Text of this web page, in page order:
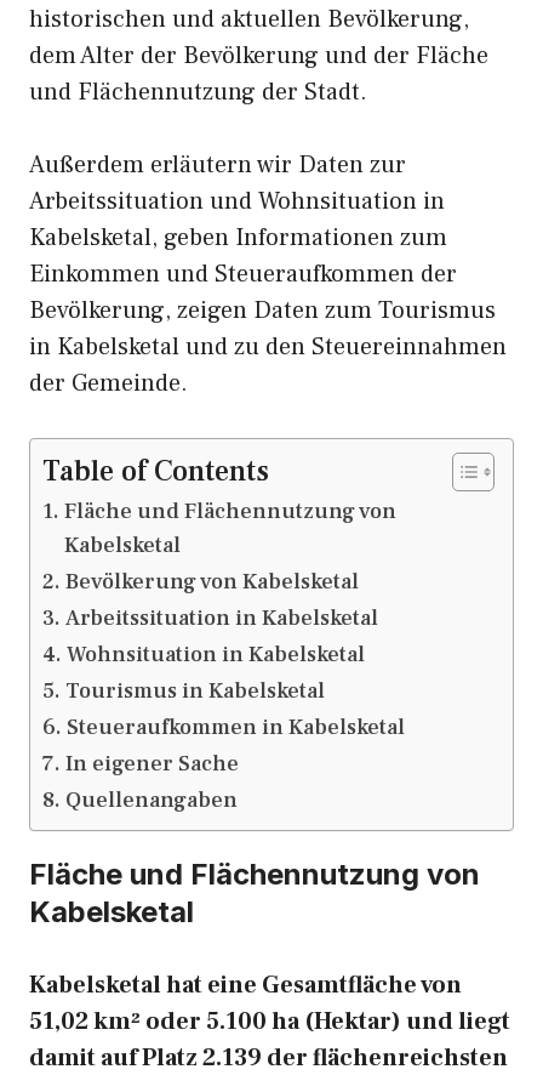
historischen und aktuellen Bevölkerung,
dem Alter der Bevölkerung und der Fläche
und Flächennutzung der Stadt.
Außerdem erläutern wir Daten zur
Arbeitssituation und Wohnsituation in
Kabelsketal, geben Informationen zum
Einkommen und Steueraufkommen der
Bevölkerung, zeigen Daten zum Tourismus
in Kabelsketal und zu den Steuereinnahmen
der Gemeinde.
Table of Contents
Fläche und Flächennutzung von
Kabelsketal
Bevölkerung von Kabelsketal
Arbeitssituation in Kabelsketal
Wohnsituation in Kabelsketal
Tourismus in Kabelsketal
Steueraufkommen in Kabelsketal
In eigener Sache
Quellenangaben
Fläche und Flächennutzung von
Kabelsketal
Kabelsketal hat eine Gesamtfläche von
51,02 km² oder 5.100 ha (Hektar) und liegt
damit auf Platz 2.139 der flächenreichsten